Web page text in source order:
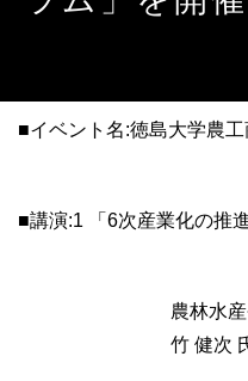
■イベント名:徳島大学農
■講演:1 「6次産業化の推
農林水
竹 健次